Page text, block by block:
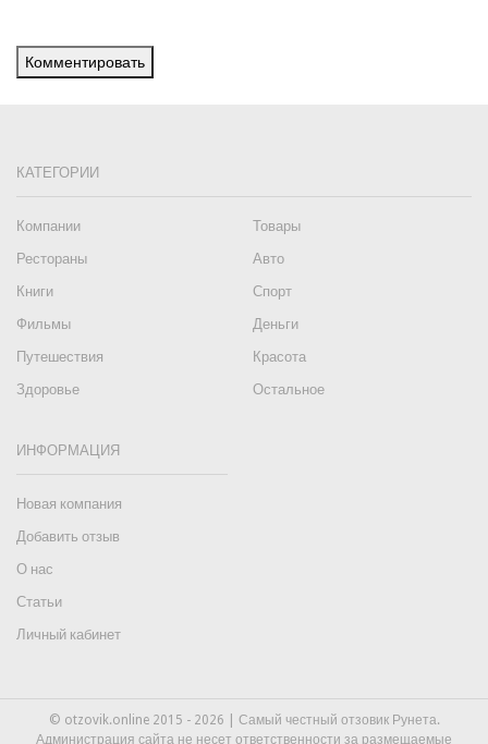
Комментировать
КАТЕГОРИИ
Компании
Товары
Рестораны
Авто
Книги
Спорт
Фильмы
Деньги
Путешествия
Красота
Здоровье
Остальное
ИНФОРМАЦИЯ
Новая компания
Добавить отзыв
О нас
Статьи
Личный кабинет
© otzovik.online 2015 - 2026 | Самый честный отзовик Рунета.
Администрация сайта не несет ответственности за размещаемые